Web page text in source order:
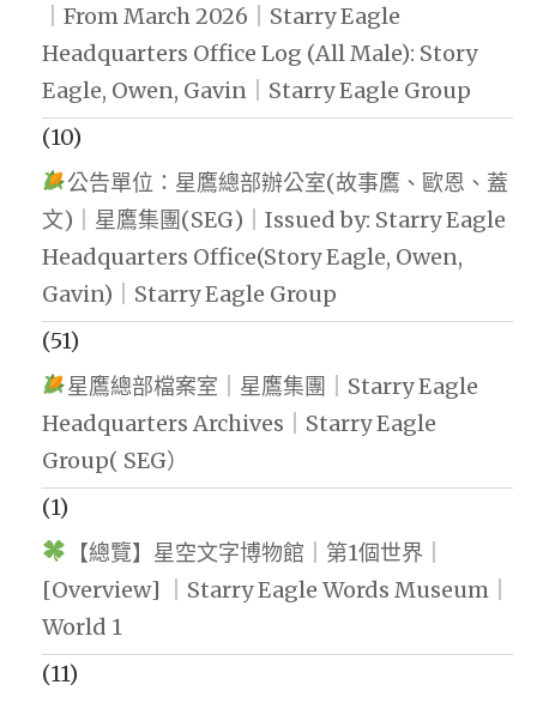
｜From March 2026｜Starry Eagle
Headquarters Office Log (All Male): Story
Eagle, Owen, Gavin｜Starry Eagle Group
(10)
公告單位：星鷹總部辦公室(故事鷹、歐恩、蓋
文)｜星鷹集團(SEG)｜Issued by: Starry Eagle
Headquarters Office(Story Eagle, Owen,
Gavin)｜Starry Eagle Group
(51)
星鷹總部檔案室｜星鷹集團｜Starry Eagle
Headquarters Archives｜Starry Eagle
Group( SEG）
(1)
【總覽】星空文字博物館｜第1個世界｜
[Overview] ｜Starry Eagle Words Museum｜
World 1
(11)